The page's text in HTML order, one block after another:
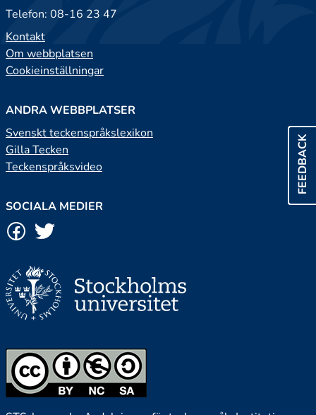
FEEDBACK
Telefon: 08-16 23 47
Kontakt
Om webbplatsen
Cookieinställningar
ANDRA WEBBPLATSER
Svenskt teckenspråkslexikon
Gilla Tecken
Teckenspråksvideo
SOCIALA MEDIER